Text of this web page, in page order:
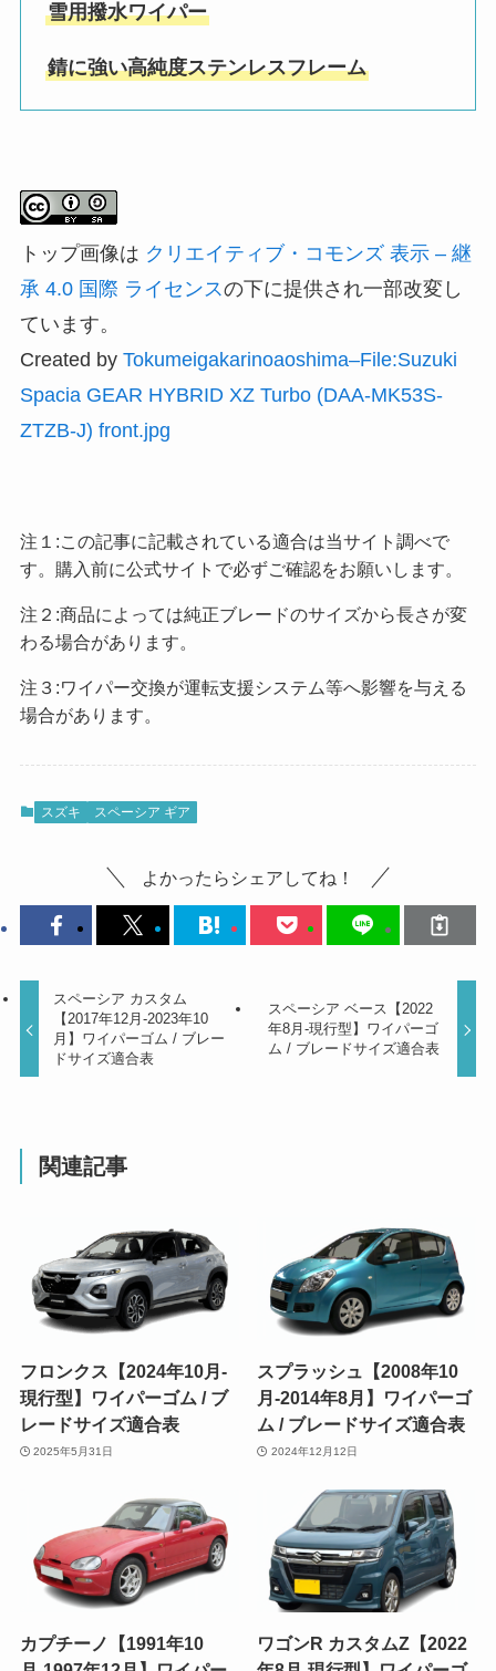
雪用撥水ワイパー
錆に強い高純度ステンレスフレーム
トップ画像は クリエイティブ・コモンズ 表示 – 継
承 4.0 国際 ライセンスの下に提供され一部改変し
ています。
Created by Tokumeigakarinoaoshima–File:Suzuki
Spacia GEAR HYBRID XZ Turbo (DAA-MK53S-
ZTZB-J) front.jpg
注１:この記事に記載されている適合は当サイト調べで
す。購入前に公式サイトで必ずご確認をお願いします。
注２:商品によっては純正ブレードのサイズから長さが変
わる場合があります。
注３:ワイパー交換が運転支援システム等へ影響を与える
場合があります。
スズキ スペーシア ギア
よかったらシェアしてね！
スペーシア カスタム
【2017年12月-2023年10
月】ワイパーゴム / ブレー
ドサイズ適合表
スペーシア ベース【2022
年8月-現行型】ワイパーゴ
ム / ブレードサイズ適合表
関連記事
フロンクス【2024年10月-
現行型】ワイパーゴム / ブ
レードサイズ適合表
2025年5月31日
スプラッシュ【2008年10
月-2014年8月】ワイパーゴ
ム / ブレードサイズ適合表
2024年12月12日
カプチーノ【1991年10
ワゴンR カスタムZ【2022